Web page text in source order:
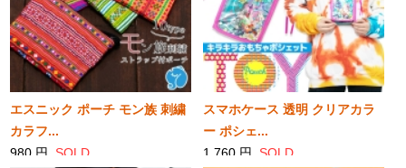
エスニック ポーチ モン族 刺繍
カラフ...
980 円 SOLD
スマホケース 透明 クリアカラ
ー ポシェ...
1,760 円 SOLD